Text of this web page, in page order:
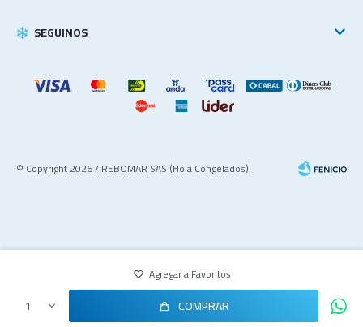
1 COMPRAR
SEGUINOS
© Copyright 2026 / REBOMAR SAS (Hola Congelados)